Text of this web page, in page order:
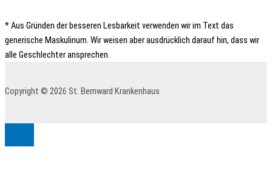
* Aus Gründen der besseren Lesbarkeit verwenden wir im Text das
generische Maskulinum. Wir weisen aber ausdrücklich darauf hin, dass wir
alle Geschlechter ansprechen.
Copyright © 2026 St. Bernward Krankenhaus